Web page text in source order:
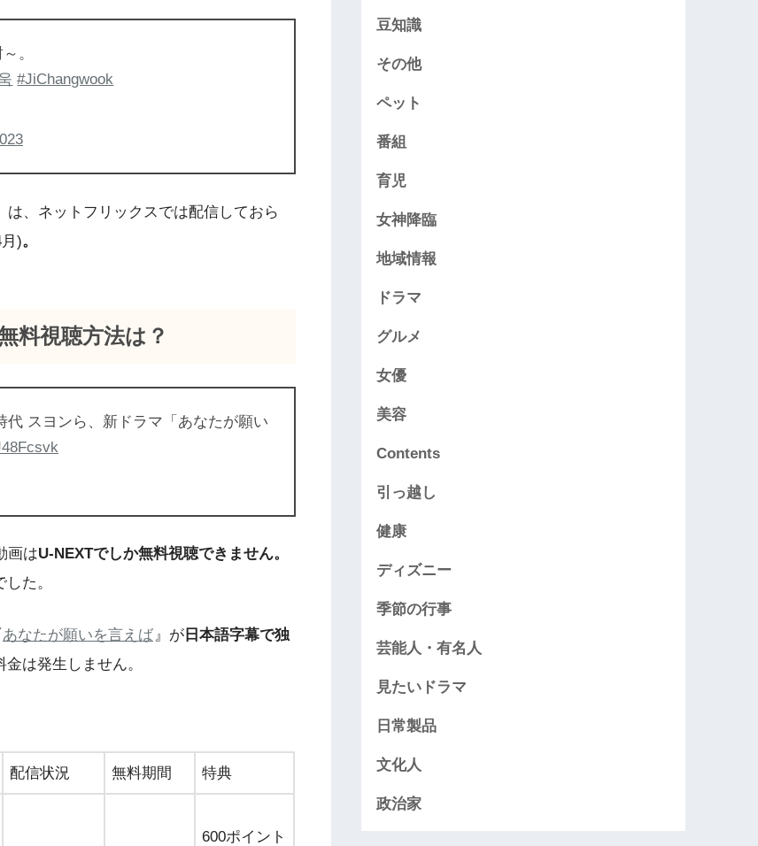
。
#JiChangwook
は、ネットフリックスでは配信しておら
)。
料視聴方法は？
スヨンら、新ドラマ「あなたが願い
画はU-NEXTでしか無料視聴できません。
た。
あなたが願いを言えば』が 日本語字幕で独
は発生しません。
配信状況 無料期間 特典
600ポイント
豆知識
その他
ペット
番組
育児
女神降臨
地域情報
ドラマ
グルメ
女優
美容
Contents
引っ越し
健康
ディズニー
季節の行事
芸能人・有名人
見たいドラマ
日常製品
文化人
政治家